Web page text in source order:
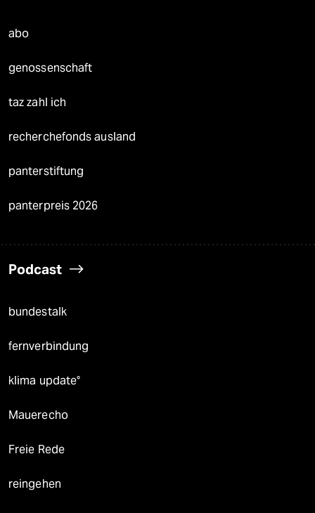
abo
genossenschaft
taz zahl ich
recherchefonds ausland
panterstiftung
panterpreis 2026
Podcast
bundestalk
fernverbindung
klima update°
Mauerecho
Freie Rede
reingehen